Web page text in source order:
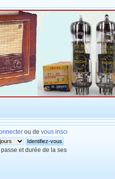
ou de vous inscrire
et durée de la session